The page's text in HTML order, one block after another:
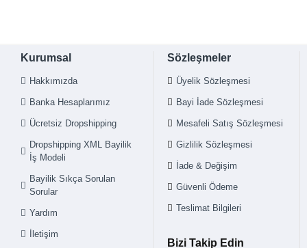
Kurumsal
Hakkımızda
Banka Hesaplarımız
Ücretsiz Dropshipping
Dropshipping XML Bayilik
İş Modeli
Bayilik Sıkça Sorulan
Sorular
Yardım
İletişim
Sözleşmeler
Üyelik Sözleşmesi
Bayi İade Sözleşmesi
Mesafeli Satış Sözleşmesi
Gizlilik Sözleşmesi
İade & Değişim
Güvenli Ödeme
Teslimat Bilgileri
Bizi Takip Edin